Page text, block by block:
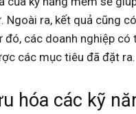
Ngoài ra, kết quả cũng
các doanh nghiệp
các mục tiêu đã đặt ra.
hóa các kỹ